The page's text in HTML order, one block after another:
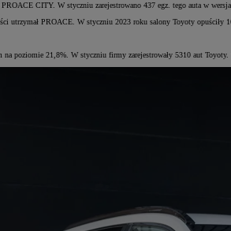
CITY. W styczniu zarejestrowano 437 egz. tego auta w
utrzymał PROACE. W styczniu 2023 roku salony Toyoty opuściły
poziomie 21,8%. W styczniu firmy zarejestrowały 5310 aut